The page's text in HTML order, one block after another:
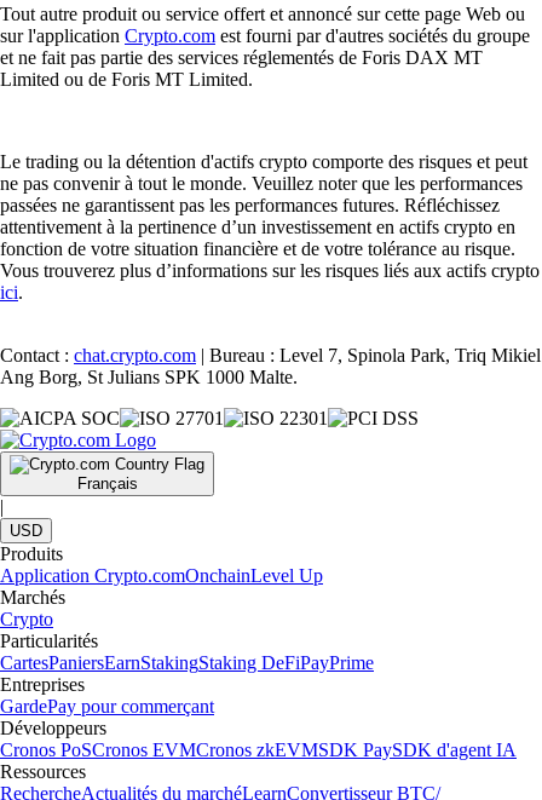
Tout autre produit ou service offert et annoncé sur cette page Web ou
sur l'application Crypto.com est fourni par d'autres sociétés du groupe
et ne fait pas partie des services réglementés de Foris DAX MT
Limited ou de Foris MT Limited.
Le trading ou la détention d'actifs crypto comporte des risques et peut
ne pas convenir à tout le monde. Veuillez noter que les performances
passées ne garantissent pas les performances futures. Réfléchissez
attentivement à la pertinence d’un investissement en actifs crypto en
fonction de votre situation financière et de votre tolérance au risque.
Vous trouverez plus d’informations sur les risques liés aux actifs crypto
ici.
Contact : chat.crypto.com | Bureau : Level 7, Spinola Park, Triq Mikiel
Ang Borg, St Julians SPK 1000 Malte.
Français
|
USD
Produits
Application Crypto.comOnchainLevel Up
Marchés
Crypto
Particularités
CartesPaniersEarnStakingStaking DeFiPayPrime
Entreprises
GardePay pour commerçant
Développeurs
Cronos PoSCronos EVMCronos zkEVMSDK PaySDK d'agent IA
Ressources
RechercheActualités du marchéLearnConvertisseur BTC/